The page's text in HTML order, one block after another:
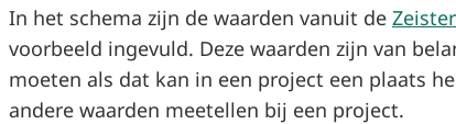
In het schema zijn de waarden vanuit de
voorbeeld ingevuld. Deze waarden zijn van
moeten als dat kan in een project een plaats
andere waarden meetellen bij een project.